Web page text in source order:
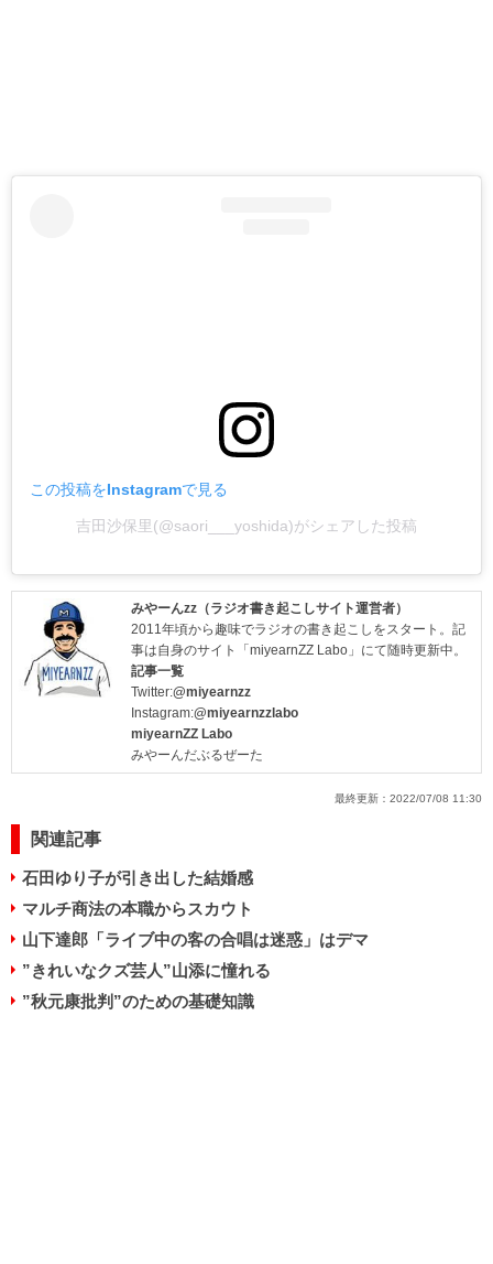
この投稿をInstagramで見る
吉田沙保里(@saori___yoshida)がシェアした投稿
みやーんzz（ラジオ書き起こしサイト運営者）
2011年頃から趣味でラジオの書き起こしをスタート。記
事は自身のサイト「miyearnZZ Labo」にて随時更新中。
記事一覧
Twitter:@miyearnzz
Instagram:@miyearnzzlabo
miyearnZZ Labo
みやーんだぶるぜーた
最終更新： 2022/07/08 11:30
関連記事
石田ゆり子が引き出した結婚感
マルチ商法の本職からスカウト
山下達郎「ライブ中の客の合唱は迷惑」はデマ
”きれいなクズ芸人”山添に憧れる
”秋元康批判”のための基礎知識